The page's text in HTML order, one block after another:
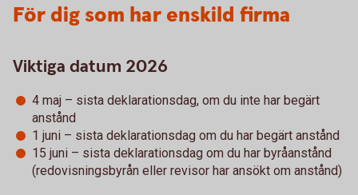
För dig som har enskild firma
Viktiga datum 2026
4 maj – sista deklarationsdag, om du inte har begärt
anstånd
1 juni – sista deklarationsdag om du har begärt anstånd
15 juni – sista deklarationsdag om du har byråanstånd
(redovisningsbyrån eller revisor har ansökt om anstånd)